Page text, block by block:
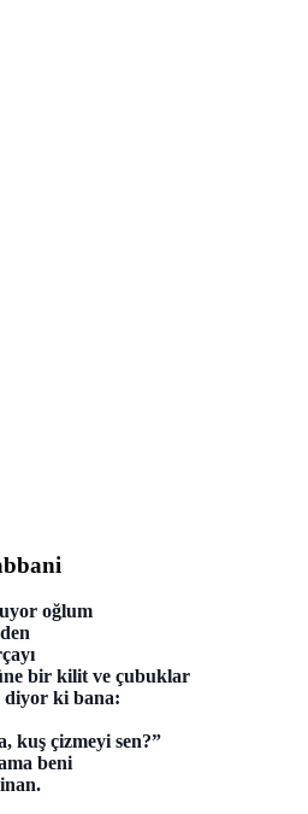
oğlum
bir kilit ve çubuklar
diyor ki bana:
kuş çizmeyi sen?”
beni